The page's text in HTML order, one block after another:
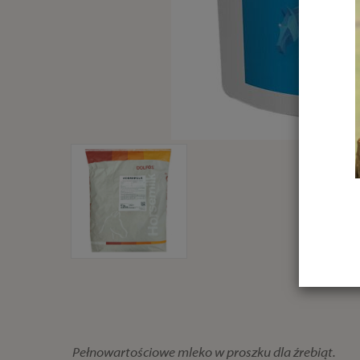
Pełnowartościowe mleko w proszku dla źrebiąt.